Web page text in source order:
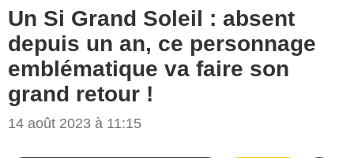
Un Si Grand Soleil : absent
depuis un an, ce personnage
emblématique va faire son
grand retour !
14 août 2023 à 11:15